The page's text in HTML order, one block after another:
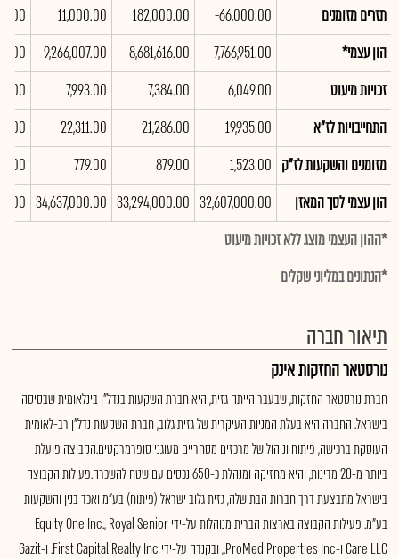
תזרים מזומנים
-66,000.00
182,000.00
11,000.00
הון עצמי*
7,766,951.00
8,681,616.00
9,266,007.00
זכויות מיעוט
6,049.00
7,384.00
7,993.00
התחייבויות לז"א
19,935.00
21,286.00
22,311.00
מזומנים והשקעות לז"ק 1,523.00
879.00
779.00
הון עצמי לסך המאזן
32,607,000.00
33,294,000.00
34,637,000.00
*ההון העצמי מוצג ללא זכויות מיעוט
*הנתונים במליוני שקלים
תיאור חברה
נורסטאר החזקות אינק
חברת נורסטאר החזקות, שבעבר הייתה גזית, היא חברת השקעות בנדל"ן בינלאומית שבסיסה
בישראל. החברה היא בעלת המניות העיקרית של גזית גלוב, חברת השקעות נדל"ן רב-לאומית
העוסקת ברכישה, פיתוח וניהול של מרכזים מסחריים מעוגני סופרמרקטים.הקבוצה פועלת
ביותר מ-20 מדינות, והיא מחזיקה ומנהלת כ-650 נכסים עם שטח להשכרה.פעילות הקבוצה
בישראל מתבצעת דרך חברות הבת שלה, גזית גלוב ישראל (פיתוח) בע"מ ואכד בנין והשקעות
בע"מ. פעילות הקבוצה בארצות הברית מנוהלות על-ידי Equity One Inc., Royal Senior
Care LLC ו-ProMed Properties Inc., ובקנדה על-ידי First Capital Realty Inc. ו-Gazit